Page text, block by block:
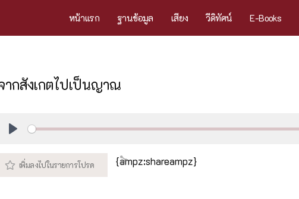
หน้าแรก ฐานข้อมูล เสียง วีดิทัศน์ E-Books
ากสังเกตไปเป็นญาณ
{ampz:shareampz}